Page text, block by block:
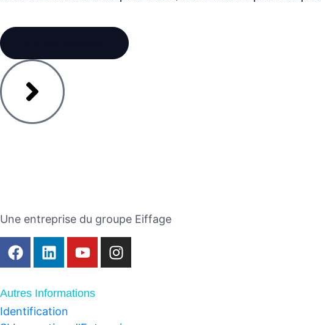
Une entreprise du groupe Eiffage
Autres Informations
Identification